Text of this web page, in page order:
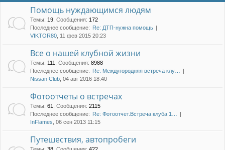
Помощь нуждающимся людям
Темы: 19 Сообщения: 172
Последнее сообщение: Re: ДТП-нужна помощь
VIKTOR80 , 11 фев 2015 20:23
Все о нашей клубной жизни
Темы: 111 Сообщения: 8988
Последнее сообщение: Re: Междугородняя встреча клу…
Nissan Club , 04 авг 2016 18:40
Фотоотчеты о встречах
Темы: 61 Сообщения: 2115
Последнее сообщение: Re: Фотоотчет.Встреча клуба 1…
InFlames , 06 сен 2013 11:15
Путешествия, автопробеги